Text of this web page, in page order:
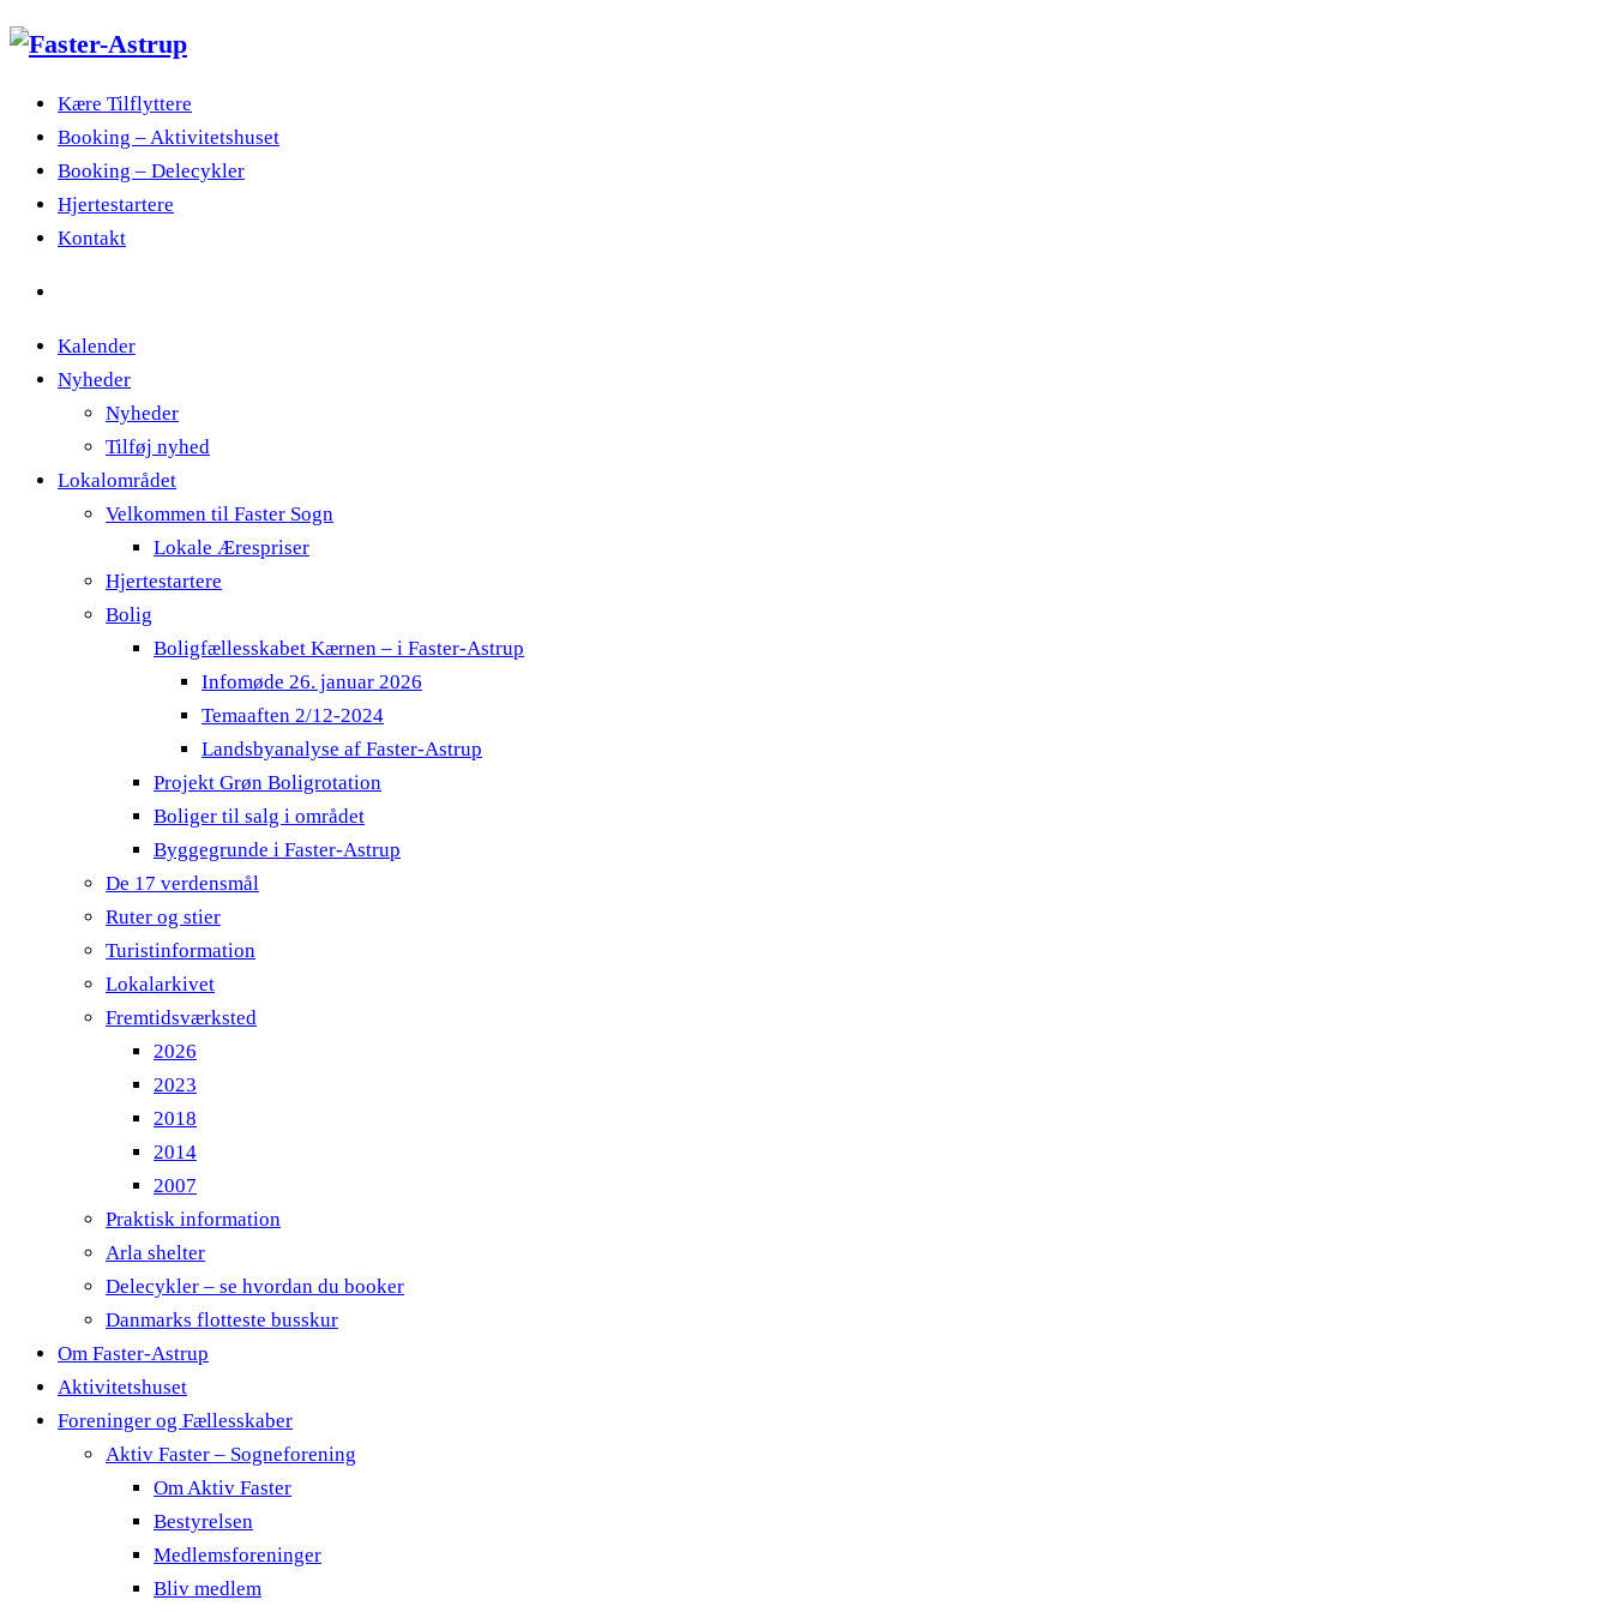
Kære Tilflyttere
Booking – Aktivitetshuset
Booking – Delecykler
Hjertestartere
Kontakt
Kalender
Nyheder
Nyheder
Tilføj nyhed
Lokalområdet
Velkommen til Faster Sogn
Lokale Ærespriser
Hjertestartere
Bolig
Boligfællesskabet Kærnen – i Faster-Astrup
Infomøde 26. januar 2026
Temaaften 2/12-2024
Landsbyanalyse af Faster-Astrup
Projekt Grøn Boligrotation
Boliger til salg i området
Byggegrunde i Faster-Astrup
De 17 verdensmål
Ruter og stier
Turistinformation
Lokalarkivet
Fremtidsværksted
2026
2023
2018
2014
2007
Praktisk information
Arla shelter
Delecykler – se hvordan du booker
Danmarks flotteste busskur
Om Faster-Astrup
Aktivitetshuset
Foreninger og Fællesskaber
Aktiv Faster – Sogneforening
Om Aktiv Faster
Bestyrelsen
Medlemsforeninger
Bliv medlem